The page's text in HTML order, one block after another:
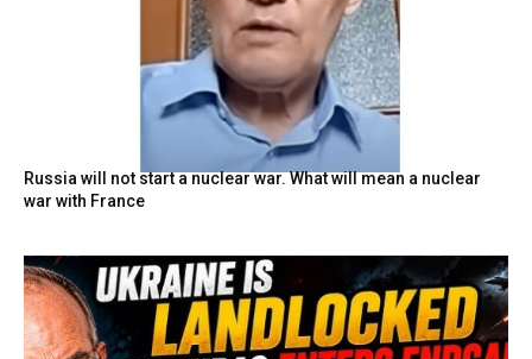
Russia will not start a nuclear war. What will mean a nuclear
war with France